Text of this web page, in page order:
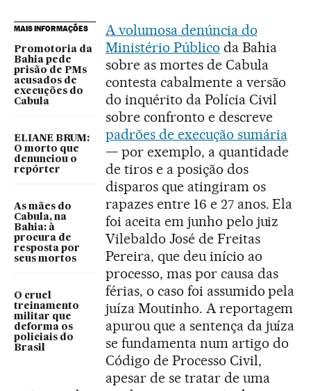
MAIS INFORMAÇÕES
Promotoria da
Bahia pede
prisão de PMs
acusados de
execuções do
Cabula
ELIANE BRUM:
O morto que
denunciou o
repórter
As mães do
Cabula, na
Bahia: à
procura de
resposta por
seus mortos
O cruel
treinamento
militar que
deforma os
policiais do
Brasil
A volumosa denúncia do
Ministério Público da Bahia
sobre as mortes de Cabula
contesta cabalmente a versão
do inquérito da Polícia Civil
sobre confronto e descreve
padrões de execução sumária
— por exemplo, a quantidade
de tiros e a posição dos
disparos que atingiram os
rapazes entre 16 e 27 anos. Ela
foi aceita em junho pelo juiz
Vilebaldo José de Freitas
Pereira, que deu início ao
processo, mas por causa das
férias, o caso foi assumido pela
juíza Moutinho. A reportagem
apurou que a sentença da juíza
se fundamenta num artigo do
Código de Processo Civil,
apesar de se tratar de uma